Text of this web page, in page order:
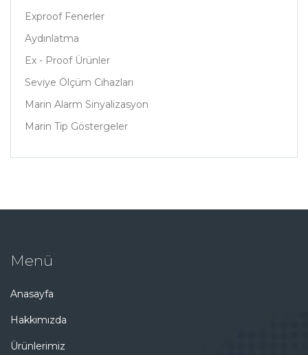
Exproof Fenerler
Aydınlatma
Ex - Proof Ürünler
Seviye Ölçüm Cihazları
Marin Alarm Sinyalizasyon
Marin Tip Göstergeler
Menü
Anasayfa
Hakkımızda
Ürünlerimiz